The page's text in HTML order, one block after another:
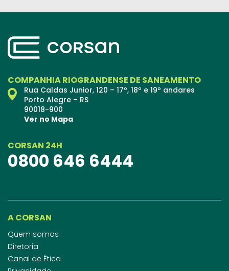
COMPANHIA RIOGRANDENSE DE SANEAMENTO
Rua Caldas Junior, 120 – 17º, 18º e 19º andares
Porto Alegre – RS
90018-900
Ver no Mapa
CORSAN 24H
0800 646 6444
A CORSAN
Quem somos
Diretoria
Canal de Ética